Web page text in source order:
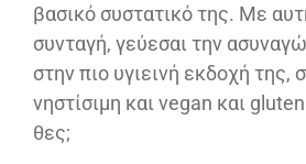
βασικό συστατικό της. Με
συνταγή, γεύεσαι την
στην πιο υγιεινή εκδοχή της,
νηστίσιμη και vegan και
θες;